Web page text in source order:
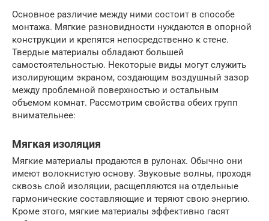
Основное различие между ними состоит в способе
монтажа. Мягкие разновидности нуждаются в опорной
конструкции и крепятся непосредственно к стене.
Твердые материалы обладают большей
самостоятельностью. Некоторые виды могут служить
изолирующим экраном, создающим воздушный зазор
между проблемной поверхностью и остальным
объемом комнат. Рассмотрим свойства обеих групп
внимательнее:
Мягкая изоляция
Мягкие материалы продаются в рулонах. Обычно они
имеют волокнистую основу. Звуковые волны, проходя
сквозь слой изоляции, расщепляются на отдельные
гармонические составляющие и теряют свою энергию.
Кроме этого, мягкие материалы эффективно гасят